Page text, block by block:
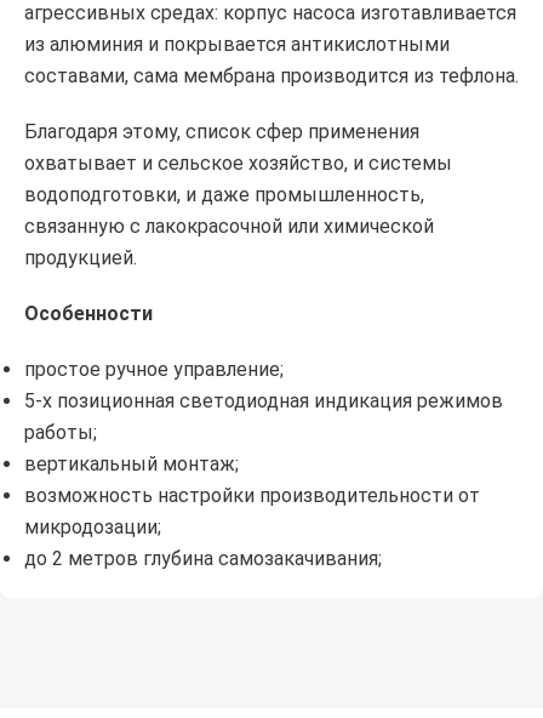
агрессивных средах: корпус насоса изготавливается
из алюминия и покрывается антикислотными
составами, сама мембрана производится из тефлона.
Благодаря этому, список сфер применения
охватывает и сельское хозяйство, и системы
водоподготовки, и даже промышленность,
связанную с лакокрасочной или химической
продукцией.
Особенности
простое ручное управление;
5-х позиционная светодиодная индикация режимов
работы;
вертикальный монтаж;
возможность настройки производительности от
микродозации;
до 2 метров глубина самозакачивания;